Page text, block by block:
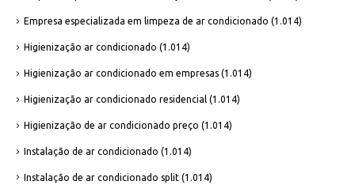
Empresa especializada em limpeza de ar condicionado (1.014)
Higienização ar condicionado (1.014)
Higienização ar condicionado em empresas (1.014)
Higienização ar condicionado residencial (1.014)
Higienização de ar condicionado preço (1.014)
Instalação de ar condicionado (1.014)
Instalação de ar condicionado split (1.014)